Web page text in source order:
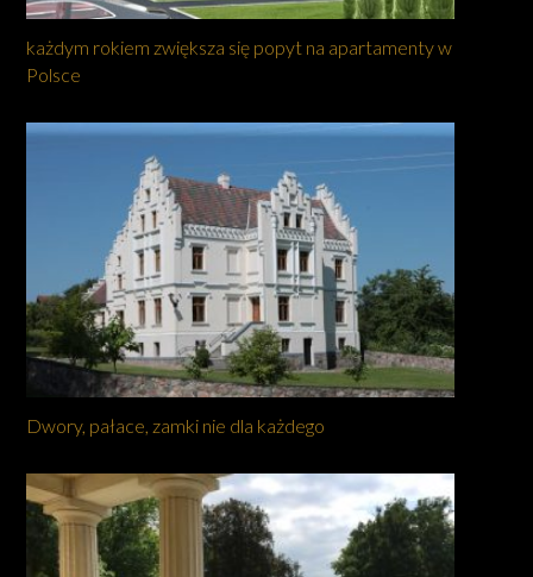
każdym rokiem zwiększa się popyt na apartamenty w
Polsce
Dwory, pałace, zamki nie dla każdego